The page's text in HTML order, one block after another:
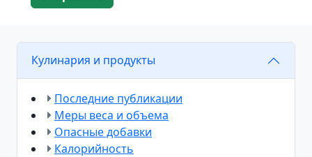
Кулинария и продукты
Последние публикации
Меры веса и объема
Опасные добавки
Калорийность